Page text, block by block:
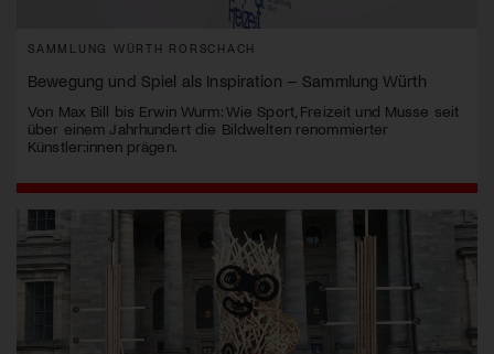
SAMMLUNG WÜRTH RORSCHACH
Bewegung und Spiel als Inspiration – Sammlung Würth
Von Max Bill bis Erwin Wurm: Wie Sport, Freizeit und Musse seit
über einem Jahrhundert die Bildwelten renommierter
Künstler:innen prägen.